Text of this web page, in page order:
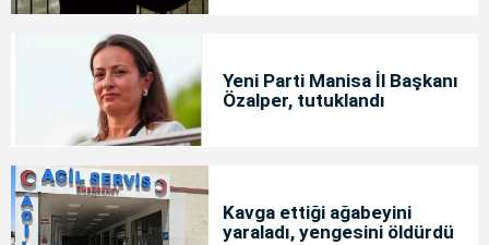
Yeni Parti Manisa İl Başkanı
Özalper, tutuklandı
Kavga ettiği ağabeyini
yaraladı, yengesini öldürdü